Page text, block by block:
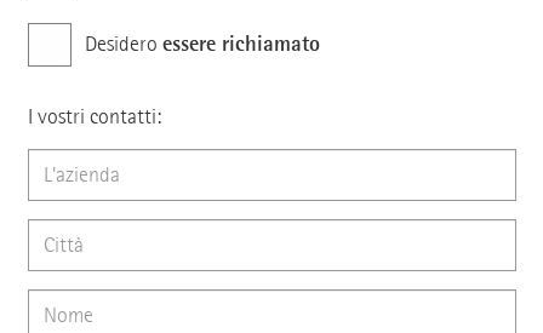
Desidero essere richiamato
I vostri contatti: